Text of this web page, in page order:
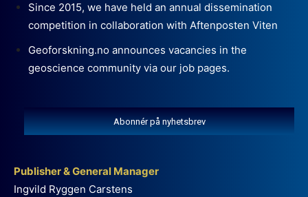
Since 2015, we have held an annual dissemination
competition in collaboration with Aftenposten Viten
Geoforskning.no announces vacancies in the
geoscience community via our job pages.
Abonnér på nyhetsbrev
Publisher & General Manager
Ingvild Ryggen Carstens